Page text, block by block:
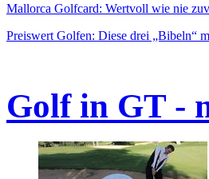
Mallorca Golfcard: Wertvoll wie nie
Preiswert Golfen: Diese drei „Bibeln“
Golf in GT -